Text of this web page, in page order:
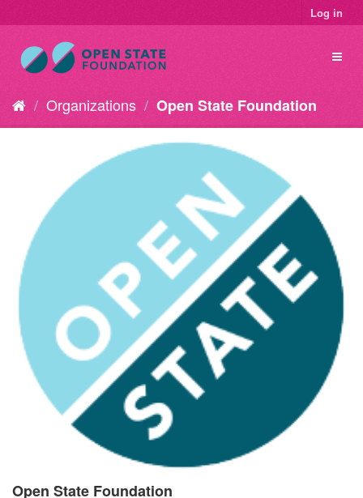
Log in
Organizations Open State Foundation
Open State Foundation